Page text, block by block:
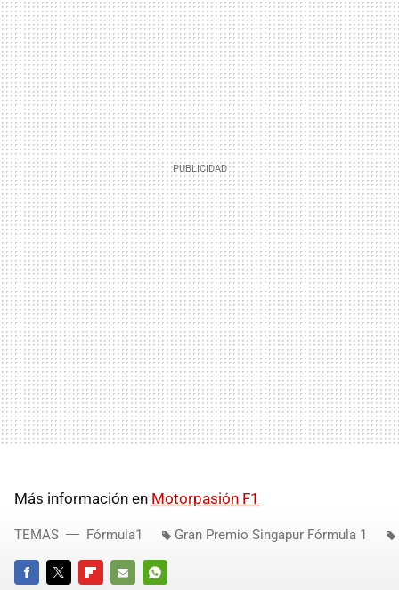
Más información en Motorpasión F1
TEMAS Fórmula1 Gran Premio Singapur Fórmula 1